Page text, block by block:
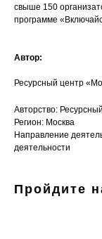
свыше 150
программе
Автор:
Ресурсный центр
Авторство:
Регион: Москва
Направление
деятельности
Пройдите